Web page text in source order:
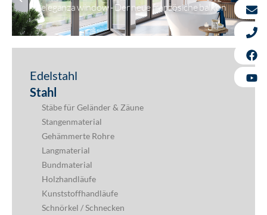
eleganza window - Der neue französiche balkon
Edelstahl
Stahl
Stäbe für Geländer & Zäune
Stangenmaterial
Gehämmerte Rohre
Langmaterial
Bundmaterial
Holzhandläufe
Kunststoffhandläufe
Schnörkel / Schnecken